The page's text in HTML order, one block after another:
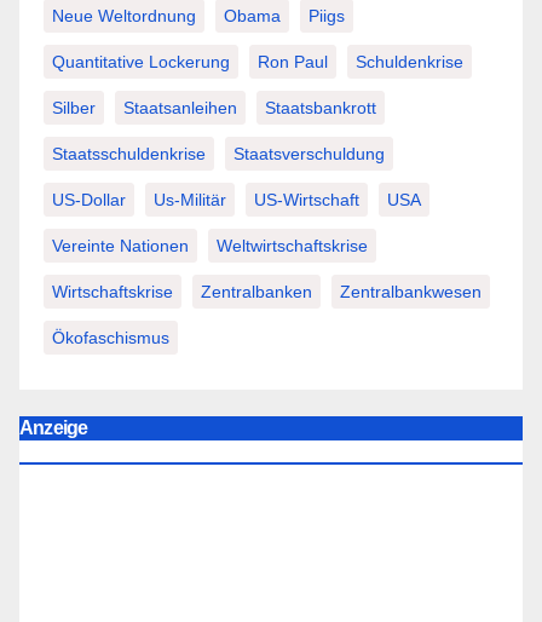
Neue Weltordnung Obama Piigs
Quantitative Lockerung Ron Paul Schuldenkrise
Silber Staatsanleihen Staatsbankrott
Staatsschuldenkrise Staatsverschuldung
US-Dollar Us-Militär US-Wirtschaft USA
Vereinte Nationen Weltwirtschaftskrise
Wirtschaftskrise Zentralbanken Zentralbankwesen
Ökofaschismus
Anzeige